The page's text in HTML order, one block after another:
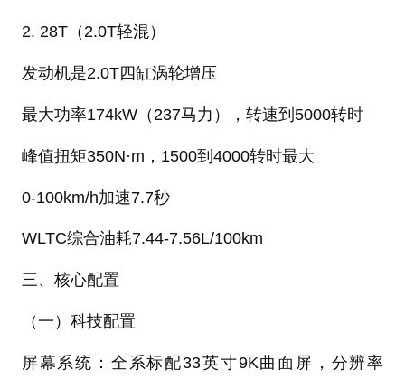
2. 28T（2.0T轻混）
发动机是2.0T四缸涡轮增压
最大功率174kW（237马力），转速到5000转时
峰值扭矩350N·m，1500到4000转时最大
0-100km/h加速7.7秒
WLTC综合油耗7.44-7.56L/100km
三、核心配置
（一）科技配置
屏幕系统：全系标配33英寸9K曲面屏，分辨率